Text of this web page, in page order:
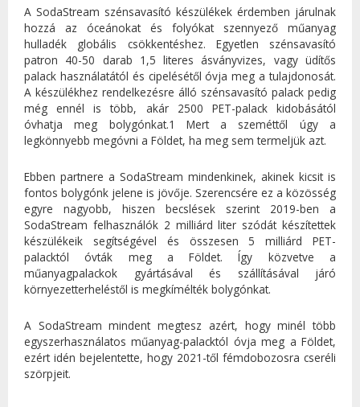
A SodaStream szénsavasító készülékek érdemben járulnak
hozzá az óceánokat és folyókat szennyező műanyag
hulladék globális csökkentéshez. Egyetlen szénsavasító
patron 40-50 darab 1,5 literes ásványvizes, vagy üdítős
palack használatától és cipelésétől óvja meg a tulajdonosát.
A készülékhez rendelkezésre álló szénsavasító palack pedig
még ennél is több, akár 2500 PET-palack kidobásától
óvhatja meg bolygónkat.1 Mert a szeméttől úgy a
legkönnyebb megóvni a Földet, ha meg sem termeljük azt.
Ebben partnere a SodaStream mindenkinek, akinek kicsit is
fontos bolygónk jelene is jövője. Szerencsére ez a közösség
egyre nagyobb, hiszen becslések szerint 2019-ben a
SodaStream felhasználók 2 milliárd liter szódát készítettek
készülékeik segítségével és összesen 5 milliárd PET-
palacktól óvták meg a Földet. Így közvetve a
műanyagpalackok gyártásával és szállításával járó
környezetterheléstől is megkímélték bolygónkat.
A SodaStream mindent megtesz azért, hogy minél több
egyszerhasználatos műanyag-palacktól óvja meg a Földet,
ezért idén bejelentette, hogy 2021-től fémdobozosra cseréli
szörpjeit.